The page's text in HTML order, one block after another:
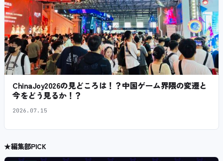
ChinaJoy2026の見どころは！？中国ゲーム界隈の変遷と
今をどう見るか！？
2026.07.15
★編集部PICK